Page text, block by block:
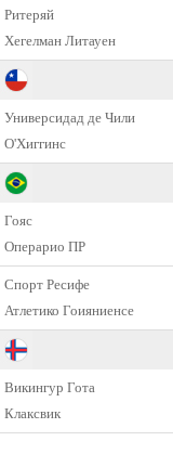
Ритеряй
Хегелман Литауен
Универсидад де Чили
О'Хиггинс
Гояс
Операрио ПР
Спорт Ресифе
Атлетико Гоияниенсе
Викингур Гота
Клаксвик